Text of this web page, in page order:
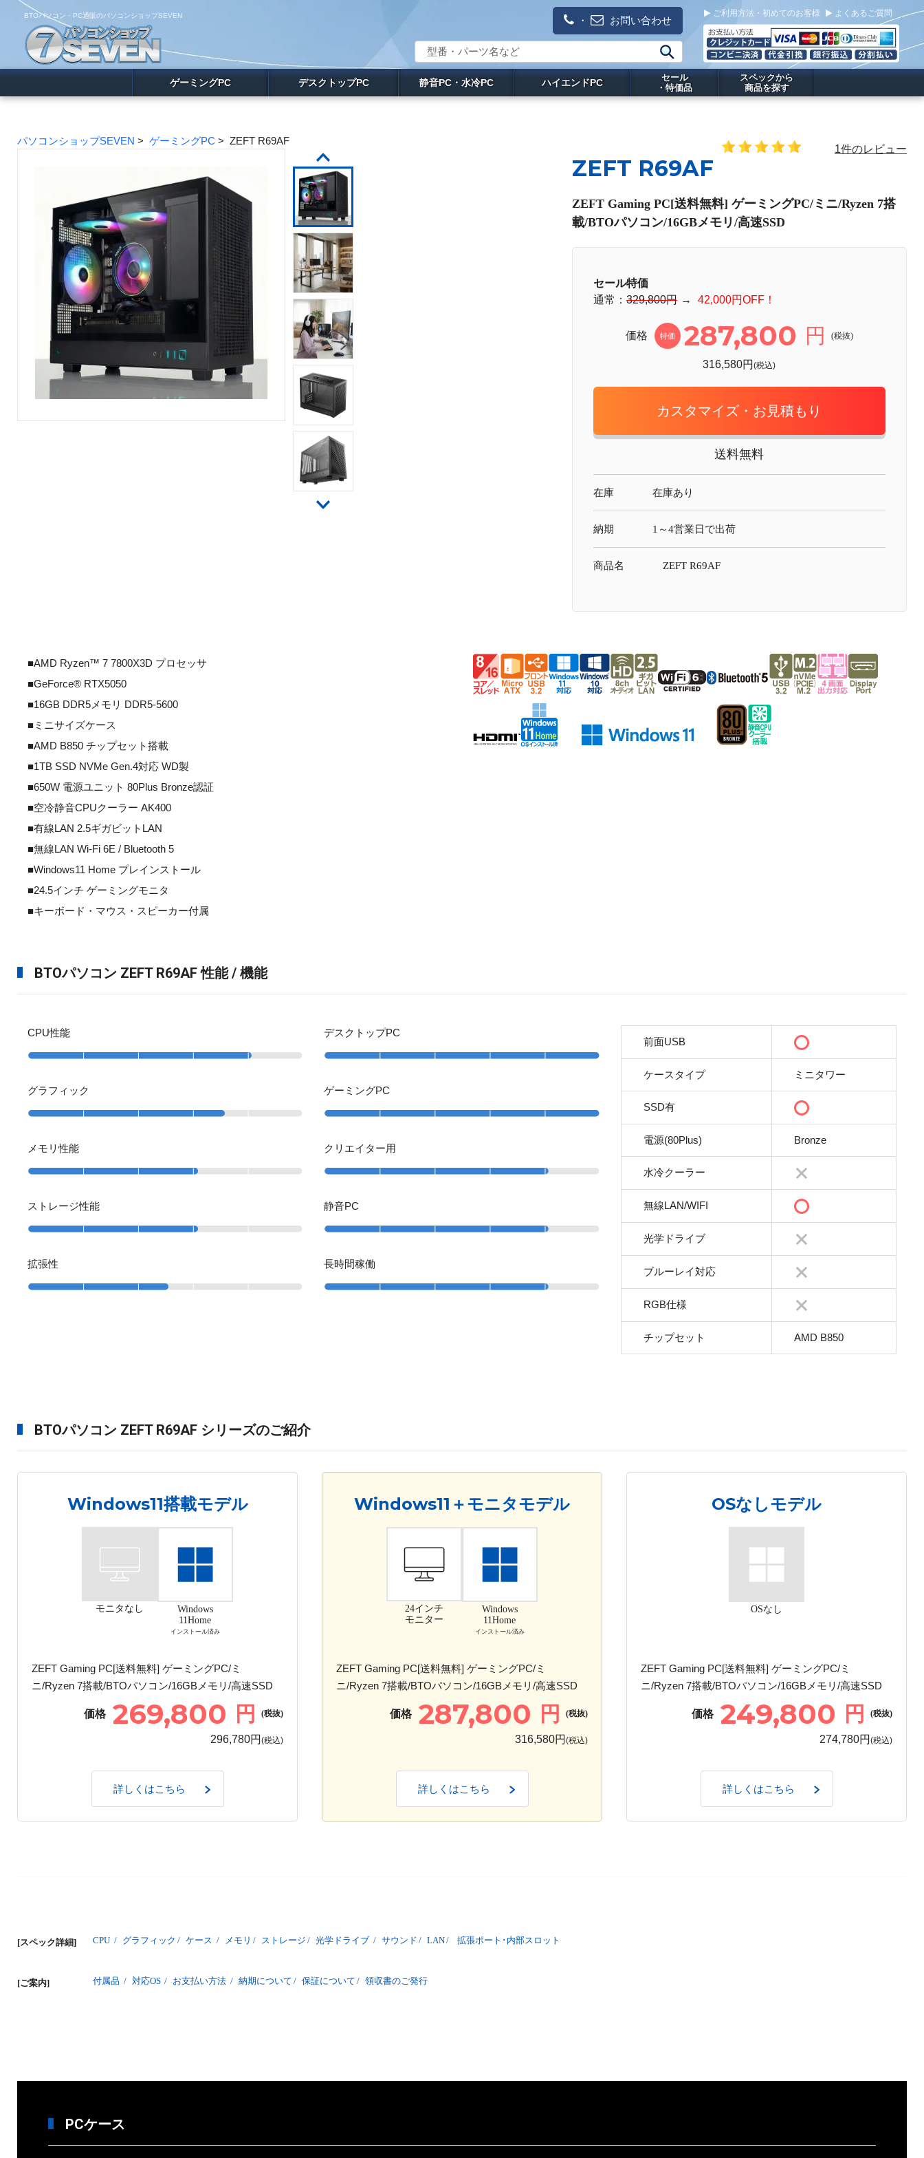
BTOパソコン・PC通販のパソコンショップSEVEN ・ お問い合わせ
ご利用方法・初めてのお客様 よくあるご質問
ゲーミングPC デスクトップPC 静音PC・水冷PC ハイエンドPC
セール
・特価品
スペックから
商品を探す
パソコンショップSEVEN > ゲーミングPC > ZEFT R69AF
ZEFT R69AF
1件のレビュー
ZEFT Gaming PC[送料無料] ゲーミングPC/ミニ/Ryzen 7搭
載/BTOパソコン/16GBメモリ/高速SSD
セール特価
通常： 329,800円 → 42,000円OFF！
価格 特価 287,800 円 (税抜)
316,580円(税込)
カスタマイズ・お見積もり
送料無料
在庫 在庫あり
納期 1～4営業日で出荷
商品名 ZEFT R69AF
■AMD Ryzen™ 7 7800X3D プロセッサ
■GeForce® RTX5050
■16GB DDR5メモリ DDR5-5600
■ミニサイズケース
■AMD B850 チップセット搭載
■1TB SSD NVMe Gen.4対応 WD製
■650W 電源ユニット 80Plus Bronze認証
■空冷静音CPUクーラー AK400
■有線LAN 2.5ギガビットLAN
■無線LAN Wi-Fi 6E / Bluetooth 5
■Windows11 Home プレインストール
■24.5インチ ゲーミングモニタ
■キーボード・マウス・スピーカー付属
BTOパソコン ZEFT R69AF 性能 / 機能
CPU性能
グラフィック
メモリ性能
ストレージ性能
拡張性
デスクトップPC
ゲーミングPC
クリエイター用
静音PC
長時間稼働
前面USB
ケースタイプ ミニタワー
SSD有
電源(80Plus) Bronze
水冷クーラー
無線LAN/WIFI
光学ドライブ
ブルーレイ対応
RGB仕様
チップセット AMD B850
BTOパソコン ZEFT R69AF シリーズのご紹介
Windows11搭載モデル
モニタなし
Windows
11Home
インストール済み
ZEFT Gaming PC[送料無料] ゲーミングPC/ミ
ニ/Ryzen 7搭載/BTOパソコン/16GBメモリ/高速SSD
価格 269,800 円 (税抜)
296,780円 (税込)
詳しくはこちら
Windows11＋モニタモデル
24インチ
モニター
Windows
11Home
インストール済み
ZEFT Gaming PC[送料無料] ゲーミングPC/ミ
ニ/Ryzen 7搭載/BTOパソコン/16GBメモリ/高速SSD
価格 287,800 円 (税抜)
316,580円 (税込)
詳しくはこちら
OSなしモデル
OSなし
ZEFT Gaming PC[送料無料] ゲーミングPC/ミ
ニ/Ryzen 7搭載/BTOパソコン/16GBメモリ/高速SSD
価格 249,800 円 (税抜)
274,780円 (税込)
詳しくはこちら
[スペック詳細] CPU / グラフィック / ケース / メモリ / ストレージ / 光学ドライブ / サウンド / LAN/ 拡張ポート･内部スロット
[ご案内] 付属品 / 対応OS / お支払い方法 / 納期について / 保証について / 領収書のご発行
PCケース